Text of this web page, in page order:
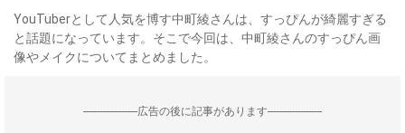
YouTuberとして人気を博す中町綾さんは、すっぴんが綺麗すぎる
と話題になっています。そこで今回は、中町綾さんのすっぴん画
像やメイクについてまとめました。
--------------------広告の後に記事があります--------------------